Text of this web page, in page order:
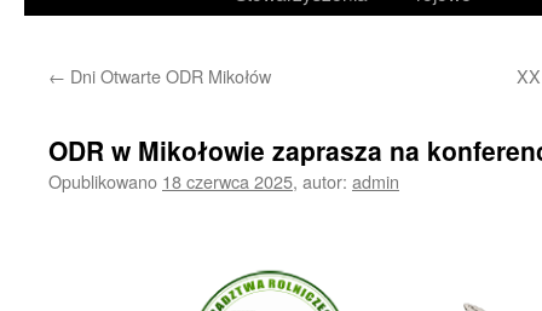
← Dni Otwarte ODR Mikołów
ODR w Mikołowie zaprasza na
Opublikowano 18 czerwca 2025, autor: admin